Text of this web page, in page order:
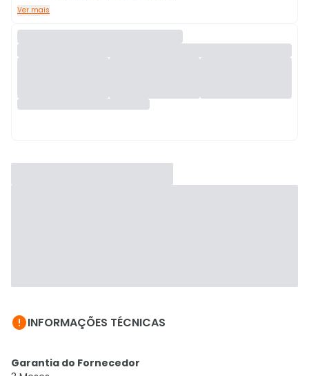
Ver mais
INFORMAÇÕES TÉCNICAS
Garantia do Fornecedor